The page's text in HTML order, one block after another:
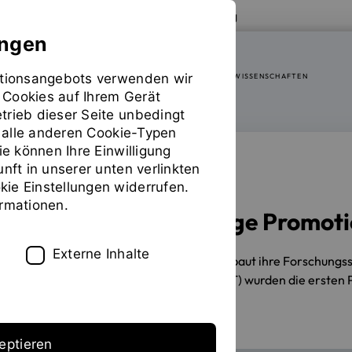
Zur Website der OTH Regensburg
FAKULTÄT SOZIAL- UND GESUNDHEITSWISSENSCHAFTEN
PROMOTIONSZENTREN
Erste eigenständige
29.06.2026 Die OTH Regensburg baut ihre
Transformationsprozessen (PZSGT) wurden die
verwenden wir
auf Ihrem Gerät
dieser Seite unbedingt
anderen Cookie-Typen
können Ihre Einwilligung
in unserer unten verlinkten
Einstellungen widerrufen.
Externe Inhalte